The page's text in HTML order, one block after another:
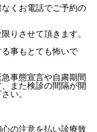
くお電話でご予約の
りさせて頂きます。
事もとても怖いで
事態宣言や自粛期間
また検診の間隔が開
い。
の注意を払い診療致